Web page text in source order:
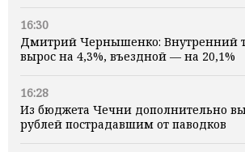
16:30
Дмитрий Чернышенко: Внутренний
вырос на 4,3%, въездной — на 20,1%
16:28
Из бюджета Чечни дополнительно
рублей пострадавшим от паводков